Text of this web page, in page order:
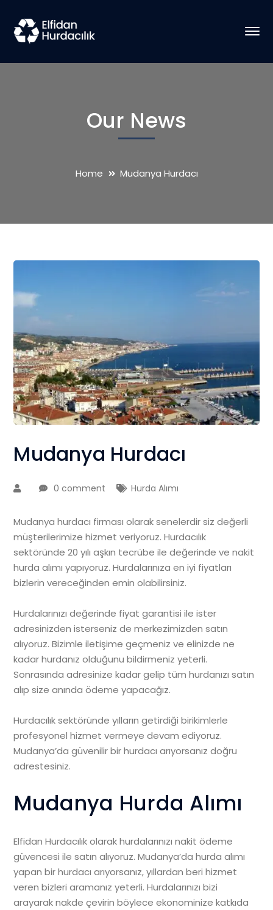
Our News
Home Mudanya Hurdacı
Mudanya Hurdacı
0 comment Hurda Alımı
Mudanya hurdacı firması olarak senelerdir siz değerli
müşterilerimize hizmet veriyoruz. Hurdacılık
sektöründe 20 yılı aşkın tecrübe ile değerinde ve nakit
hurda alımı yapıyoruz. Hurdalarınıza en iyi fiyatları
bizlerin vereceğinden emin olabilirsiniz.
Hurdalarınızı değerinde fiyat garantisi ile ister
adresinizden isterseniz de merkezimizden satın
alıyoruz. Bizimle iletişime geçmeniz ve elinizde ne
kadar hurdanız olduğunu bildirmeniz yeterli.
Sonrasında adresinize kadar gelip tüm hurdanızı satın
alıp size anında ödeme yapacağız.
Hurdacılık sektöründe yılların getirdiği birikimlerle
profesyonel hizmet vermeye devam ediyoruz.
Mudanya’da güvenilir bir hurdacı arıyorsanız doğru
adrestesiniz.
Mudanya Hurda Alımı
Elfidan Hurdacılık olarak hurdalarınızı nakit ödeme
güvencesi ile satın alıyoruz. Mudanya’da hurda alımı
yapan bir hurdacı arıyorsanız, yıllardan beri hizmet
veren bizleri aramanız yeterli. Hurdalarınızı bizi
arayarak nakde çevirin böylece ekonominize katkıda